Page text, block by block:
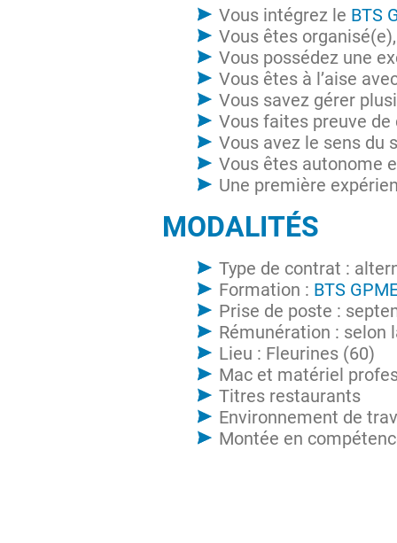
Vous intégrez le BTS
Vous êtes
Vous possédez une
Vous êtes à l’aise
Vous savez gérer
Vous faites preuve
Vous avez le sens du
Vous êtes autonome
Une première
MODALITÉS
Type de contrat :
Formation : BTS
Prise de poste :
Rémunération : selon
Lieu : Fleurines (60)
Mac et matériel
Titres restaurants
Environnement de
Montée en